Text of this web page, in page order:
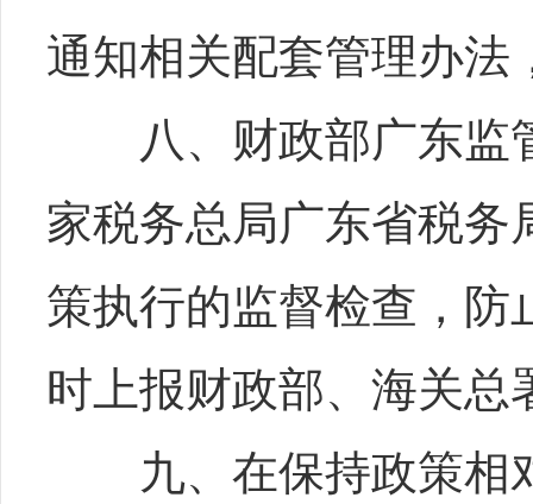
通知相关配套管理办
八、财政部广东监管
家税务总局广东省税务
策执行的监督检查，防
时上报财政部、海关
九、在保持政策相对